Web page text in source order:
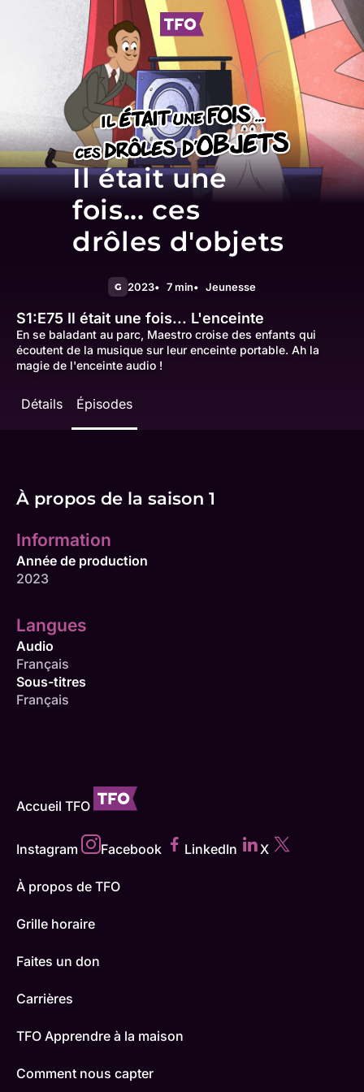
Il était une
fois... ces
drôles d'objets
G 2023 7 min Jeunesse
S1:E75 Il était une fois... L'enceinte
En se baladant au parc, Maestro croise des enfants qui
écoutent de la musique sur leur enceinte portable. Ah la
magie de l'enceinte audio !
Détails Épisodes
À propos de la saison 1
Information
Année de production
2023
Langues
Audio
Français
Sous-titres
Français
Accueil TFO
Instagram Facebook LinkedIn X
À propos de TFO
Grille horaire
Faites un don
Carrières
TFO Apprendre à la maison
Comment nous capter